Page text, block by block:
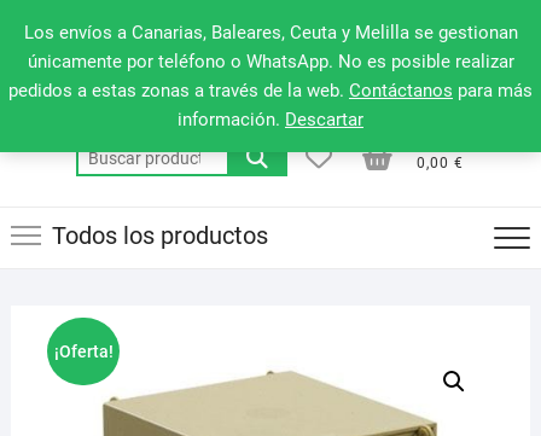
Los envíos a Canarias, Baleares, Ceuta y Melilla se gestionan
únicamente por teléfono o WhatsApp. No es posible realizar
pedidos a estas zonas a través de la web. Contáctanos para más
información. Descartar
contenido
660 079 911
de
la
Buscar
por:
0,00 €
Todos los productos
¡Oferta!